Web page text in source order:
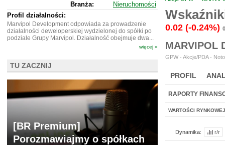
0.02 (-0.24%)
MARVIPOL
GPW - Akcje/PDA -
PROFIL
BR LAB
RAPORTY
WARTOŚCI RYNKOWEJ
Dynamika: r/r
185
Branża:
Nieruchomości
Profil działalności:
Marvipol Development odpowiada za prowadzenie
działalności deweloperskiej wydzielonej do spółki po
podziale Grupy Marvipol. Działalność obejmuje dwa...
więcej »
TU ZACZNIJ
[BR Premium]
Porozmawiajmy o spółkach